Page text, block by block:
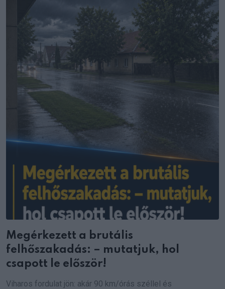
Megérkezett a brutális
felhőszakadás: – mutatjuk, hol
csapott le először!
Viharos fordulat jön: akár 90 km/órás széllel és